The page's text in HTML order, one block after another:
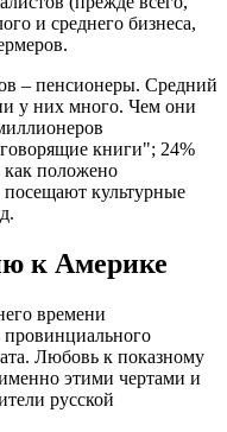
и среднего бизнеса,
– пенсионеры. Средний
у них много. Чем они
книги"; 24%
как положено
культурные
к Америке
времени
провинциального
Любовь к показному
этими чертами и
русской